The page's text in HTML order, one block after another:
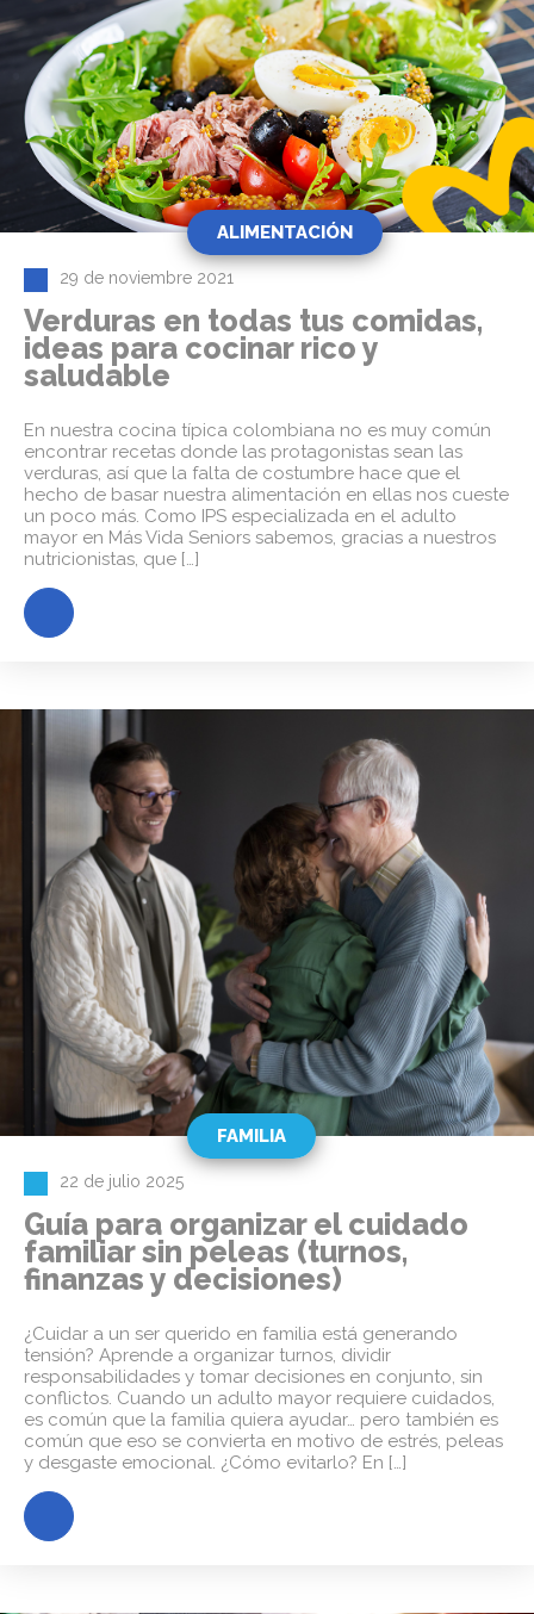
ALIMENTACIÓN
29 de noviembre 2021
Verduras en todas tus comidas,
ideas para cocinar rico y
saludable
En nuestra cocina típica colombiana no es muy común
encontrar recetas donde las protagonistas sean las
verduras, así que la falta de costumbre hace que el
hecho de basar nuestra alimentación en ellas nos cueste
un poco más. Como IPS especializada en el adulto
mayor en Más Vida Seniors sabemos, gracias a nuestros
nutricionistas, que […]
FAMILIA
22 de julio 2025
Guía para organizar el cuidado
familiar sin peleas (turnos,
finanzas y decisiones)
¿Cuidar a un ser querido en familia está generando
tensión? Aprende a organizar turnos, dividir
responsabilidades y tomar decisiones en conjunto, sin
conflictos. Cuando un adulto mayor requiere cuidados,
es común que la familia quiera ayudar… pero también es
común que eso se convierta en motivo de estrés, peleas
y desgaste emocional. ¿Cómo evitarlo? En […]